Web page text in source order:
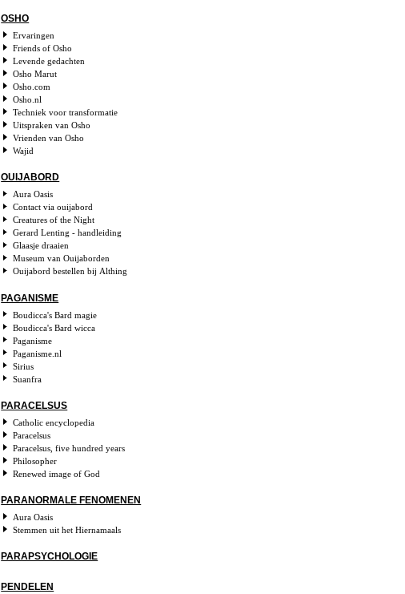
OSHO
Ervaringen
Friends of Osho
Levende gedachten
Osho Marut
Osho.com
Osho.nl
Techniek voor transformatie
Uitspraken van Osho
Vrienden van Osho
Wajid
OUIJABORD
Aura Oasis
Contact via ouijabord
Creatures of the Night
Gerard Lenting - handleiding
Glaasje draaien
Museum van Ouijaborden
Ouijabord bestellen bij Althing
PAGANISME
Boudicca's Bard magie
Boudicca's Bard wicca
Paganisme
Paganisme.nl
Sirius
Suanfra
PARACELSUS
Catholic encyclopedia
Paracelsus
Paracelsus, five hundred years
Philosopher
Renewed image of God
PARANORMALE FENOMENEN
Aura Oasis
Stemmen uit het Hiernamaals
PARAPSYCHOLOGIE
PENDELEN